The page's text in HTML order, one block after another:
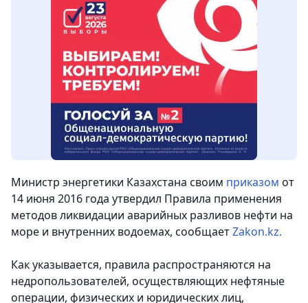
Министр энергетики Казахстана своим приказом от
14 июня 2016 года утвердил Правила применения
методов ликвидации аварийных разливов нефти на
море и внутренних водоемах, сообщаетZakon.kz.
Как указывается, правила распространяются на
недропользователей, осуществляющих нефтяные
операции, физических и юридических лиц,